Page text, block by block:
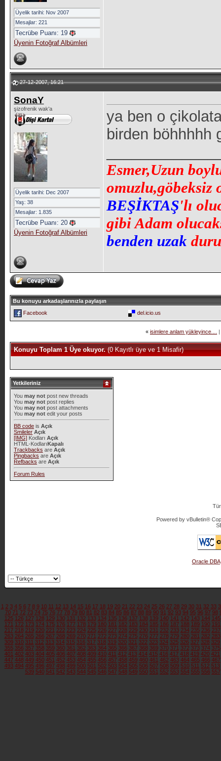
Üyelik tarihi: Nov 2007
Mesajlar: 221
Tecrübe Puanı: 19
Üyenin Fotoğraf Albümleri
27-12-2007, 16:21
SonaY
şizofrenik wak'a
Üyelik tarihi: Dec 2007
Yaş: 38
Mesajlar: 1.835
Tecrübe Puanı: 20
Üyenin Fotoğraf Albümleri
ya ben o
birden böhhhhh
Esmer,Uzun
omuzlu,göbeksiz
BEŞİKTAŞ'lı
gibi Adam
benden uzak
Bu konuyu arkadaşlarınızla paylaşın
Facebook
del.icio.us
« isimlere anlam yükleyince.... |
Konuyu Toplam 1 Üye okuyor.(0 Kayıtlı üye ve 1 Misafir)
Yetkileriniz
You may notpost new threads
You may notpost replies
You may notpost attachments
You may notedit your posts
BB codeis Açık
Smileler Açık
[IMG]Kodları Açık
HTML-KodlarıKapalı
Trackbacks are Açık
Pingbacks are Açık
Refbacks are Açık
Forum Rules
Powered by vBulletin®
Oracle DBA
1 2 3 4 5 6 7 8 9 10 11 12 13 14 15 16 17 18 19 20 21 22 23 24 25 26 27 28 29 30 31 32 33
70 71 72 73 74 75 76 77 78 79 80 81 82 83 84 85 86 87 88 89 90 91 92 93 94 95 96 97 98
125 126 127 128 129 130 131 132 133 134 135 136 137 138 139 140 141 142 143 144 145
171 172 173 174 175 176 177 178 179 180 181 182 183 184 185 186 187 188 189 190 191
217 218 219 220 221 222 223 224 225 226 227 228 229 230 231 232 233 234 235 236 237
263 264 265 266 267 268 269 270 271 272 273 274 275 276 277 278 279 280 281 282 283
309 310 311 312 313 314 315 316 317 318 319 320 321 322 323 324 325 326 327 328 329
355 356 357 358 359 360 361 362 363 364 365 366 367 368 369 370 371 372 373 374 375
401 402 403 404 405 406 407 408 409 410 411 412 413 414 415 416 417 418 419 420 421
447 448 449 450 451 452 453 454 455 456 457 458 459 460 461 462 463 464 465 466 467
493 494 495 496 497 498 499 500 501 502 503 504 505 506 507 508 509 510 511 512 513
539 540 541 542 543 544 545 546 547 548 549 550 551 552 553 554 555 556 557